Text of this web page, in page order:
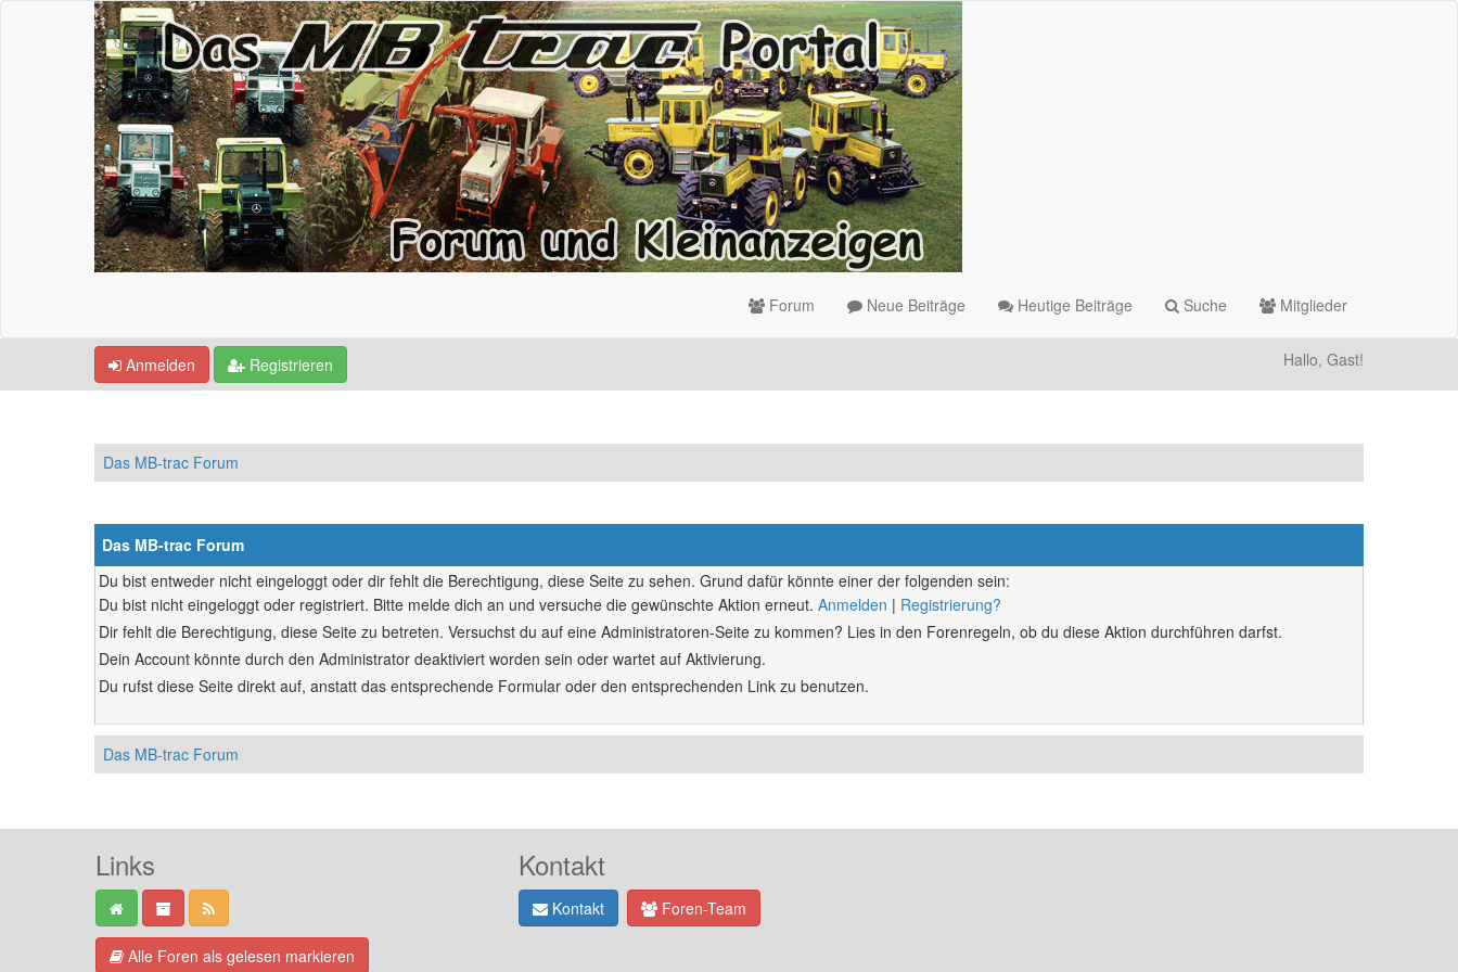
Forum Neue Beiträge Heutige Beiträge Suche Mitglieder
Anmelden Registrieren Hallo, Gast!
Das MB-trac Forum
Das MB-trac Forum
Du bist entweder nicht eingeloggt oder dir fehlt die Berechtigung, diese Seite zu sehen. Grund dafür könnte einer der folgenden sein:
Du bist nicht eingeloggt oder registriert. Bitte melde dich an und versuche die gewünschte Aktion erneut. Anmelden | Registrierung?
Dir fehlt die Berechtigung, diese Seite zu betreten. Versuchst du auf eine Administratoren-Seite zu kommen? Lies in den Forenregeln, ob du diese Aktion durchführen darfst.
Dein Account könnte durch den Administrator deaktiviert worden sein oder wartet auf Aktivierung.
Du rufst diese Seite direkt auf, anstatt das entsprechende Formular oder den entsprechenden Link zu benutzen.
Das MB-trac Forum
Links
Alle Foren als gelesen markieren
Kontakt
Kontakt Foren-Team